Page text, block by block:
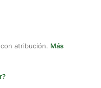
atribución. Más